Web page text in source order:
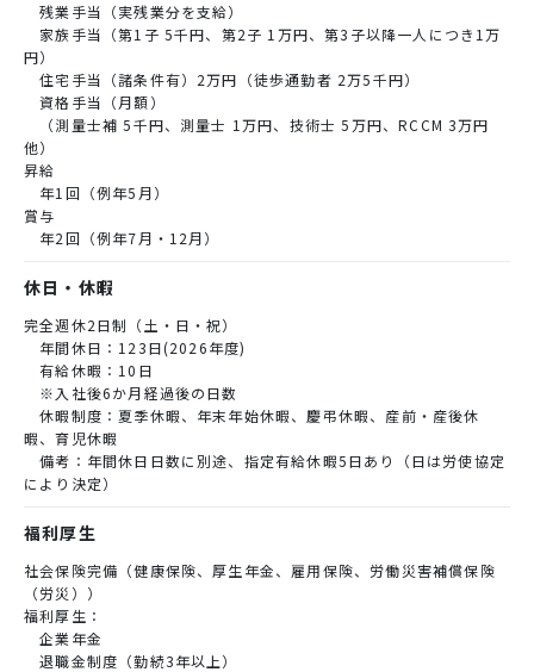
残業手当（実残業分を支給）
家族手当（第1子 5千円、第2子 1万円、第3子以降一人につき1万
円）
住宅手当（諸条件有）2万円（徒歩通勤者 2万5千円）
資格手当（月額）
（測量士補 5千円、測量士 1万円、技術士 5万円、RCCM 3万円
他）
昇給
年1回（例年5月）
賞与
年2回（例年7月・12月）
休日・休暇
完全週休2日制（土・日・祝）
年間休日：123日(2026年度)
有給休暇：10日
※入社後6か月経過後の日数
休暇制度：夏季休暇、年末年始休暇、慶弔休暇、産前・産後休
暇、育児休暇
備考：年間休日日数に別途、指定有給休暇5日あり（日は労使協定
により決定）
福利厚生
社会保険完備（健康保険、厚生年金、雇用保険、労働災害補償保険
（労災））
福利厚生：
企業年金
退職金制度（勤続3年以上）